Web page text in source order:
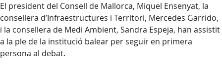
El president del Consell de Mallorca, Miquel Ensenyat, la
consellera d’Infraestructures i Territori, Mercedes Garrido,
i la consellera de Medi Ambient, Sandra Espeja, han assistit
a la ple de la institució balear per seguir en primera
persona al debat.